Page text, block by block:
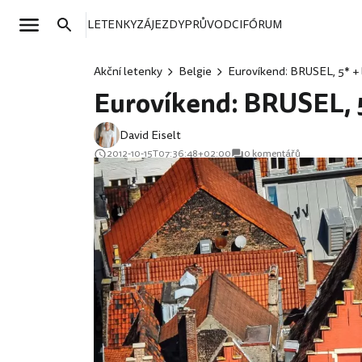
LETENKYZÁJEZDYPRŮVODCIFÓRUM
Akční letenky Belgie Eurovíkend: BRUSEL, 5*
Eurovíkend: BRUSEL,
David Eiselt
2012-10-15T07:36:48+02:00 0 komentářů